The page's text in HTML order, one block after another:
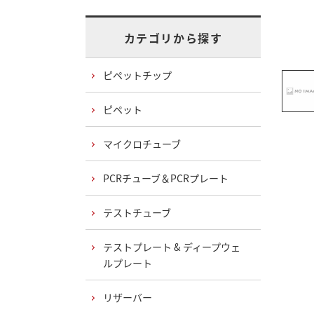
カテゴリから探す
ピペットチップ
ピペット
マイクロチューブ
PCRチューブ＆PCRプレート
テストチューブ
テストプレート & ディープウェ
ルプレート
リザーバー